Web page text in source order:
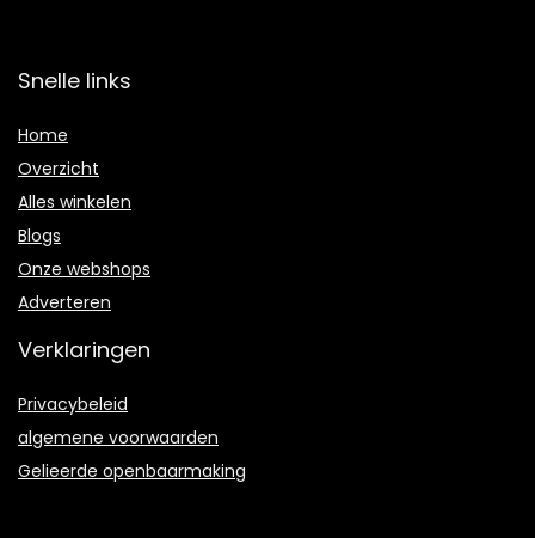
Snelle links
Home
Overzicht
Alles winkelen
Blogs
Onze webshops
Adverteren
Verklaringen
Privacybeleid
algemene voorwaarden
Gelieerde openbaarmaking